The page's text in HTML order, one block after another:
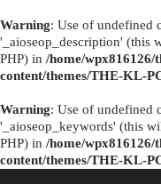
Warning: Use of undefined
'_aioseop_description' (this
PHP) in /home/
content/themes/THE-KL-
Warning: Use of undefined
'_aioseop_keywords' (this
PHP) in /home/
content/themes/THE-KL-